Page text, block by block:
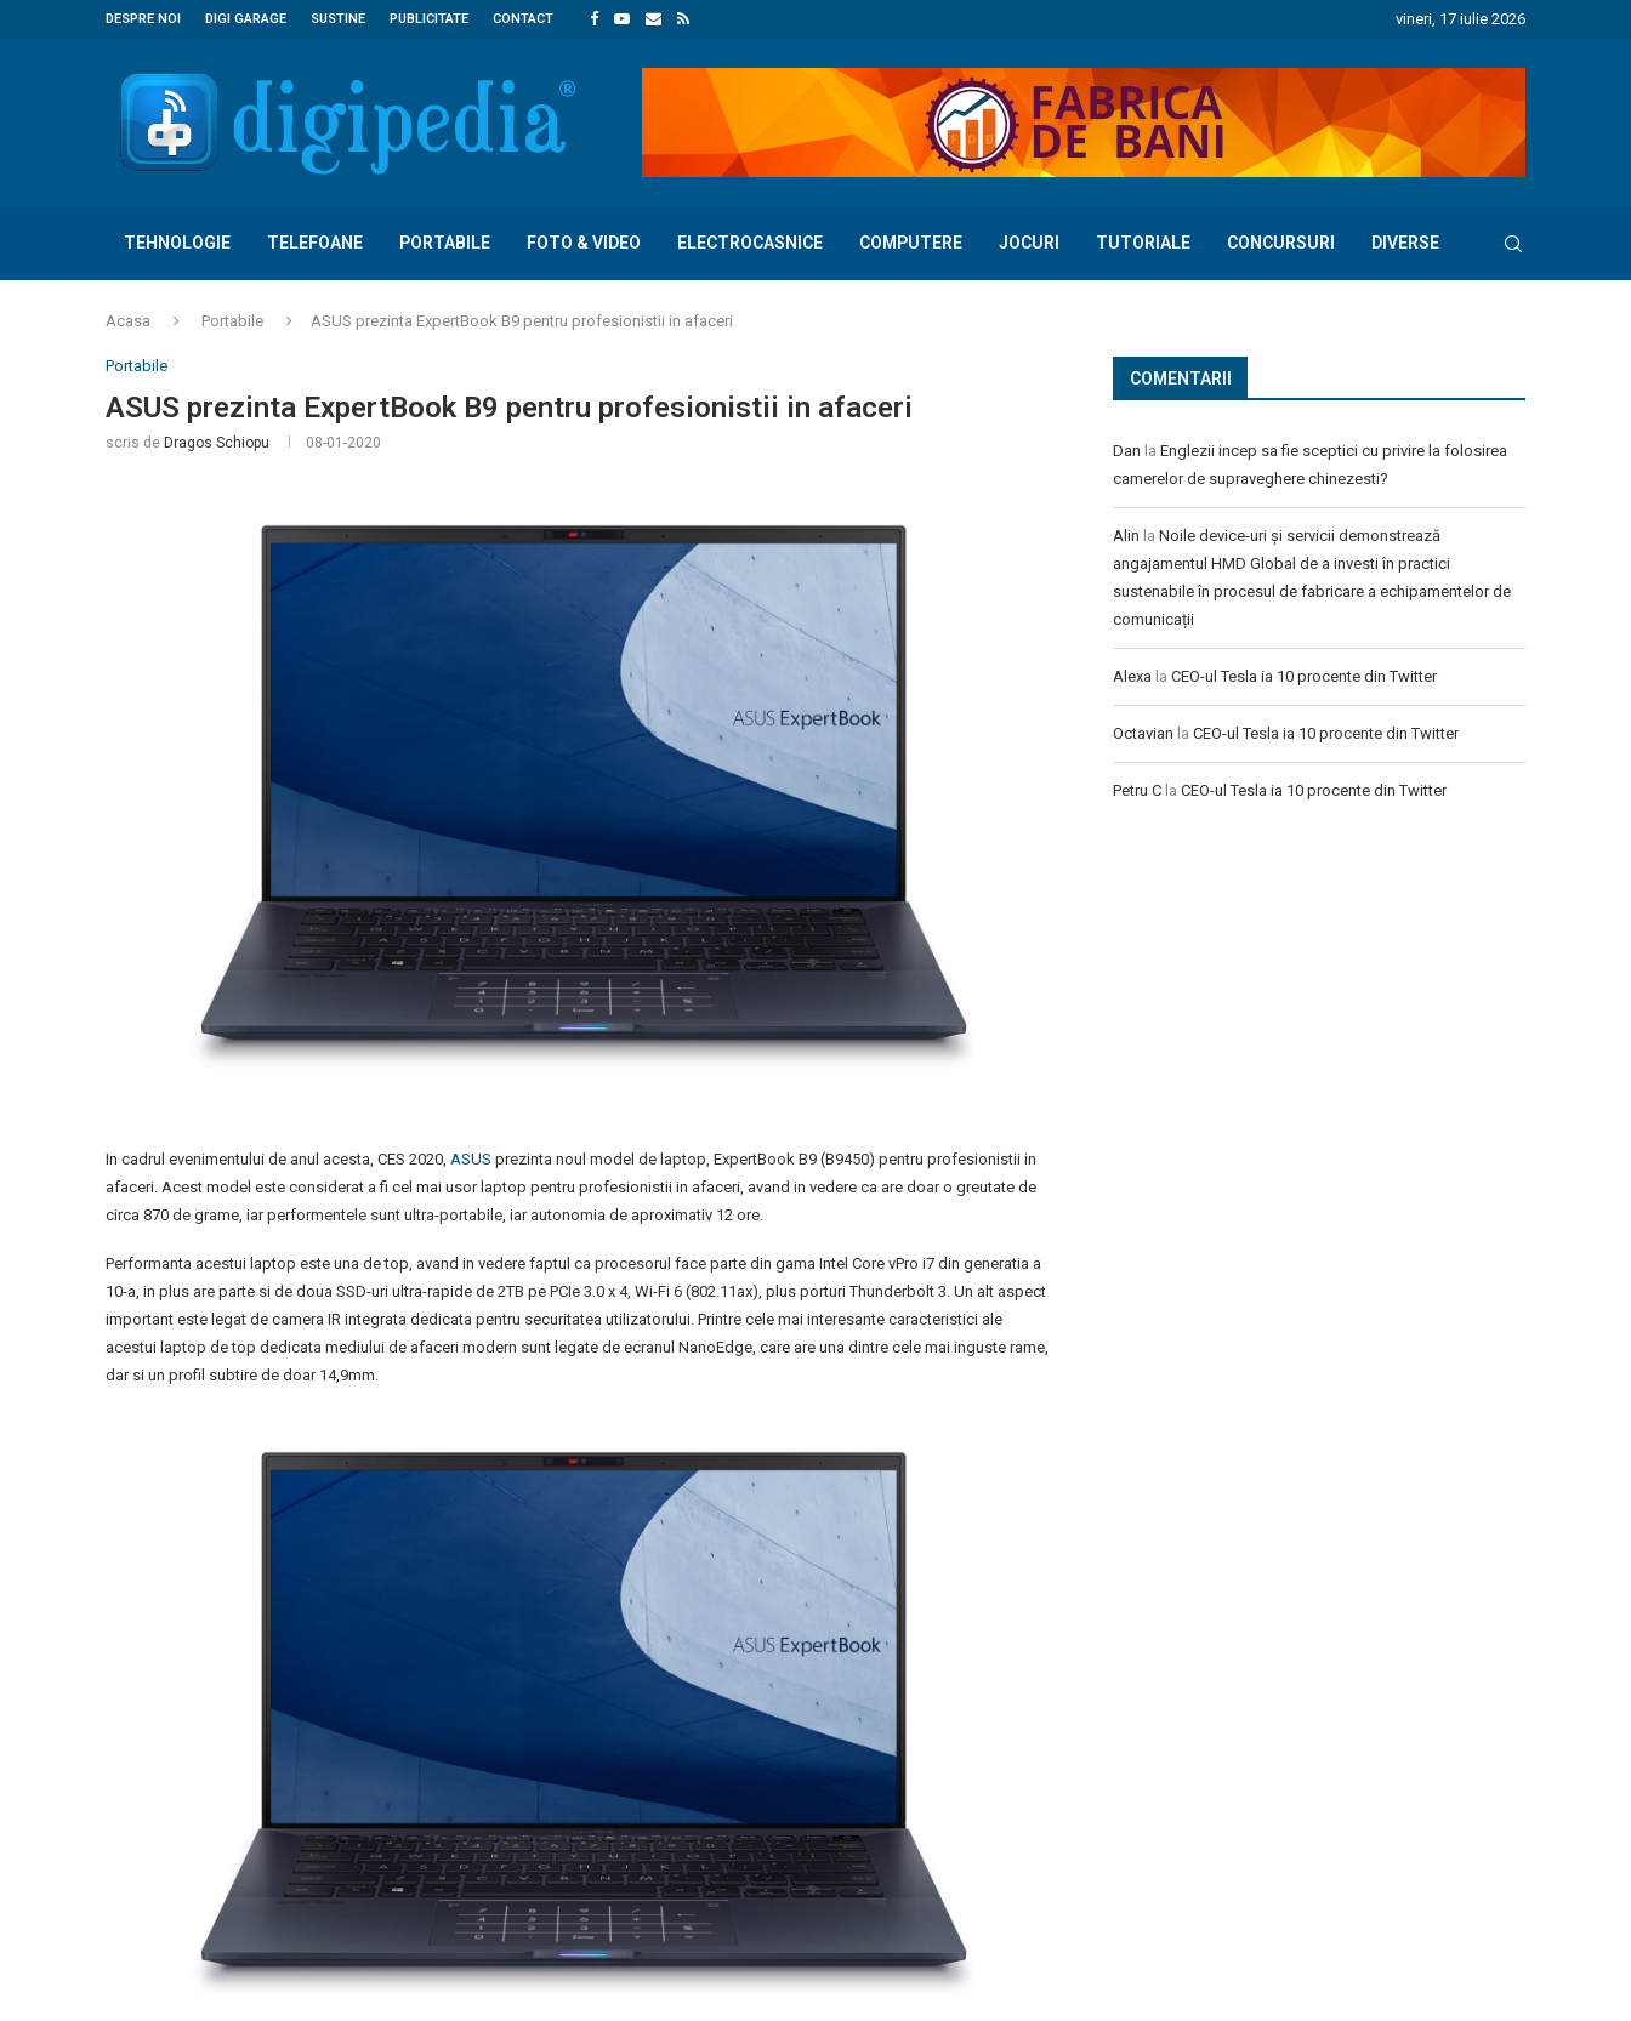
DESPRE NOI DIGI GARAGE SUSTINE PUBLICITATE CONTACT vineri, 17 iulie 2026
TEHNOLOGIE TELEFOANE PORTABILE FOTO & VIDEO ELECTROCASNICE COMPUTERE JOCURI TUTORIALE CONCURSURI DIVERSE
Acasa Portabile ASUS prezinta ExpertBook B9 pentru profesionistii in afaceri
Portabile
ASUS prezinta ExpertBook B9 pentru profesionistii in afaceri
scris de Dragos Schiopu 08-01-2020
In cadrul evenimentului de anul acesta, CES 2020, ASUS prezinta noul model de laptop, ExpertBook B9 (B9450) pentru profesionistii in
afaceri. Acest model este considerat a fi cel mai usor laptop pentru profesionistii in afaceri, avand in vedere ca are doar o greutate de
circa 870 de grame, iar performentele sunt ultra-portabile, iar autonomia de aproximativ 12 ore.
Performanta acestui laptop este una de top, avand in vedere faptul ca procesorul face parte din gama Intel Core vPro i7 din generatia a
10-a, in plus are parte si de doua SSD-uri ultra-rapide de 2TB pe PCIe 3.0 x 4, Wi-Fi 6 (802.11ax), plus porturi Thunderbolt 3. Un alt aspect
important este legat de camera IR integrata dedicata pentru securitatea utilizatorului. Printre cele mai interesante caracteristici ale
acestui laptop de top dedicata mediului de afaceri modern sunt legate de ecranul NanoEdge, care are una dintre cele mai inguste rame,
dar si un profil subtire de doar 14,9mm.
COMENTARII
Dan la Englezii incep sa fie sceptici cu privire la folosirea
camerelor de supraveghere chinezesti?
Alin la Noile device-uri și servicii demonstrează
angajamentul HMD Global de a investi în practici
sustenabile în procesul de fabricare a echipamentelor de
comunicații
Alexa la CEO-ul Tesla ia 10 procente din Twitter
Octavian la CEO-ul Tesla ia 10 procente din Twitter
Petru C la CEO-ul Tesla ia 10 procente din Twitter